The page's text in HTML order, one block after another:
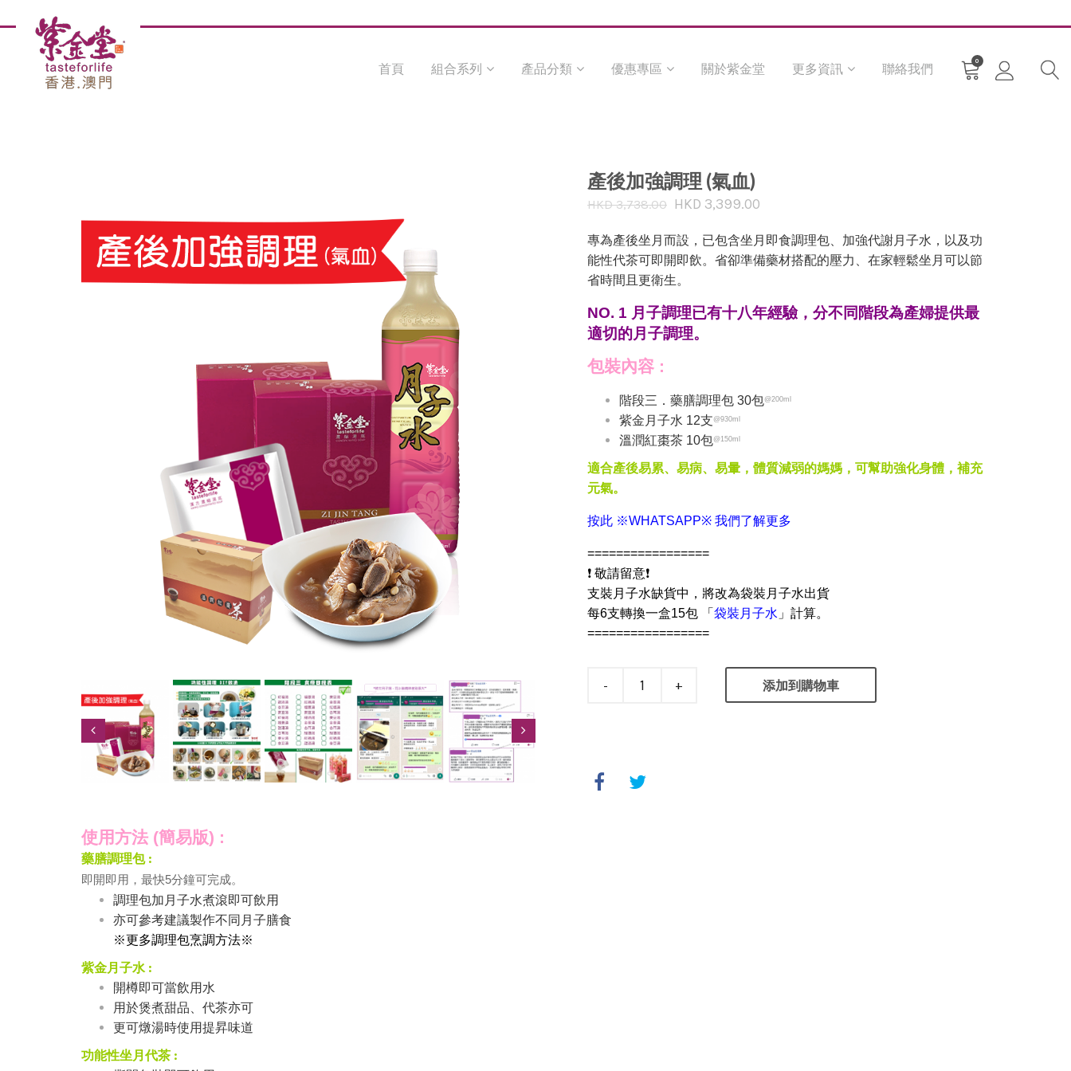
0
首頁 組合系列 產品分類 優惠專區 關於紫金堂 更多資訊 聯絡我們
產後加強調理 (氣血)
HKD 3,738.00 HKD 3,399.00
專為產後坐月而設，已包含坐月即食調理包、加強代謝月子水，以及功
能性代茶可即開即飲。省卻準備藥材搭配的壓力、在家輕鬆坐月可以節
省時間且更衛生。
NO. 1 月子調理已有十八年經驗，分不同階段為產婦提供最
適切的月子調理。
包裝內容 :
階段三．藥膳調理包 30包@200ml
紫金月子水 12支@930ml
溫潤紅棗茶 10包@150ml
適合產後易累、易病、易暈，體質減弱的媽媽，可幫助強化身體，補充
元氣。
按此 ※WHATSAPP※ 我們了解更多
=================
❗ 敬請留意❗
支裝月子水缺貨中，將改為袋裝月子水出貨
每6支轉換一盒15包 「 袋裝月子水 」計算。
=================
- + 添加到購物車
使用方法 (簡易版) :
藥膳調理包 :
即開即用，最快5分鐘可完成。
調理包加月子水煮滾即可飲用
亦可參考建議製作不同月子膳食
※更多調理包烹調方法※
紫金月子水 :
開樽即可當飲用水
用於煲煮甜品、代茶亦可
更可燉湯時使用提昇味道
功能性坐月代茶 :